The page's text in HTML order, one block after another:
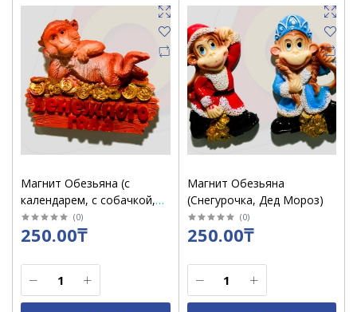
Магнит Обезьяна (с
календарем, с собачкой,
денежного счастья)
(0)
250.00₸
Магнит Обезьяна
(Снегурочка, Дед Мороз)
(0)
250.00₸